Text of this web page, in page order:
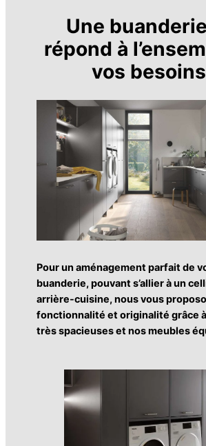
Une
répond à
vos
Pour un aménagement parfait de
buanderie, pouvant s’allier à un
arrière-cuisine, nous vous
fonctionnalité et originalité grâce
très spacieuses et nos meubles